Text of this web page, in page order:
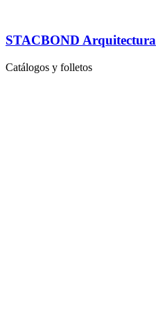
STACBOND Arquitectura
Catálogos y folletos